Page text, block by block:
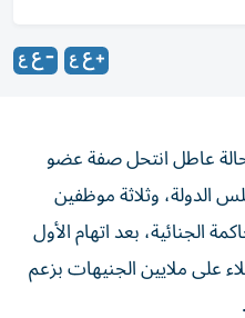
الدولة، وثلاثة موظفين
الجنائية، بعد اتهام الأول
على ملايين الجنيهات بزعم